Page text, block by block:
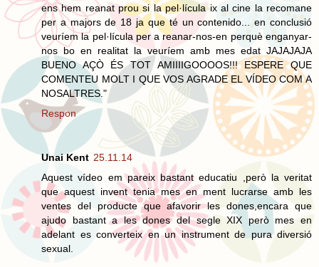
ens hem reanat prou si la pel·lícula ix al cine la recomane
per a majors de 18 ja que té un contenido... en conclusió
veuríem la pel·lícula per a reanar-nos-en perquè enganyar-
nos bo en realitat la veuríem amb mes edat JAJAJAJA
BUENO AÇÒ ÉS TOT AMIIIIGOOOOS!!! ESPERE QUE
COMENTEU MOLT I QUE VOS AGRADE EL VÍDEO COM A
NOSALTRES."
Respon
Unai Kent 25.11.14
Aquest vídeo em pareix bastant educatiu ,però la veritat
que aquest invent tenia mes en ment lucrarse amb les
ventes del producte que afavorir les dones,encara que
ajudo bastant a les dones del segle XIX però mes en
adelant es converteix en un instrument de pura diversió
sexual.